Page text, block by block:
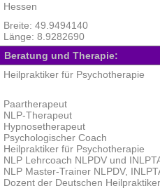
Hessen
Breite: 49.9494140
Länge: 8.9282690
Beratung und Therapie:
Heilpraktiker für Psychotherapie
Paartherapeut
NLP-Therapeut
Hypnosetherapeut
Psychologischer Coach
Heilpraktiker für Psychotherapie
NLP Lehrcoach NLPDV und
NLP Master-Trainer NLPDV,
Dozent der Deutschen